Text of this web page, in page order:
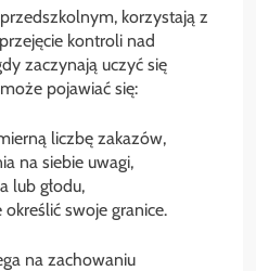
korzystają z
kontroli nad
zaczynają uczyć się
pojawiać się:
liczbę zakazów,
na siebie uwagi,
lub głodu,
swoje granice.
na zachowaniu